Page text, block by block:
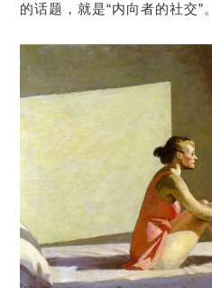
的话题，就是“内向者的社交”。